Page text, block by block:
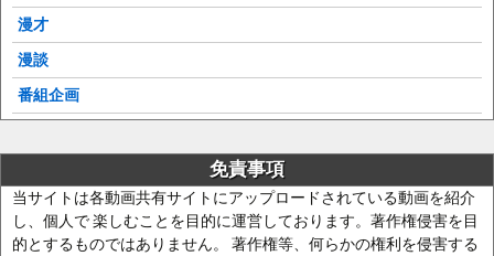
漫才
漫談
番組企画
免責事項
当サイトは各動画共有サイトにアップロードされている動画を紹介
し、個人で 楽しむことを目的に運営しております。著作権侵害を目
的とするものではありません。 著作権等、何らかの権利を侵害する